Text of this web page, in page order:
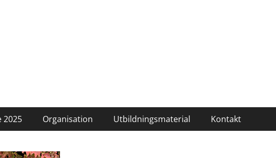
2025 Organisation Utbildningsmaterial Kontakt